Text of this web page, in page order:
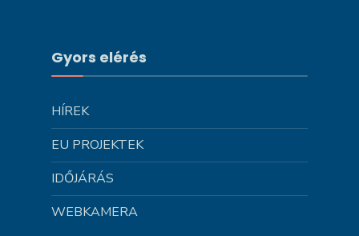
Gyors elérés
HÍREK
EU PROJEKTEK
IDŐJÁRÁS
WEBKAMERA